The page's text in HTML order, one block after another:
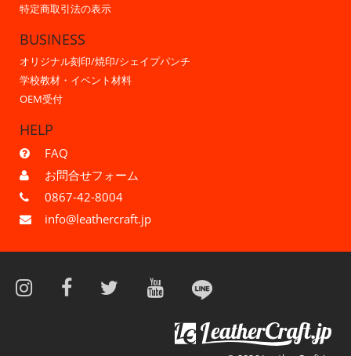
特定商取引法の表示
BUSINESS
オリジナル刻印/焼印/シェイプパンチ
学校教材・イベント材料
OEM受付
HELP
FAQ
お問合せフォーム
0867-42-8004
info@leathercraft.jp